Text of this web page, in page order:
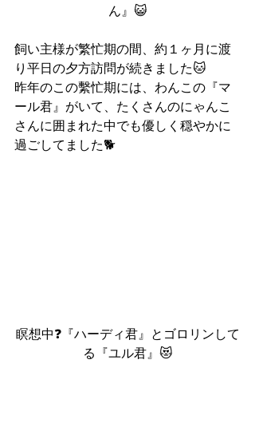
ん』😺
飼い主様が繁忙期の間、約１ヶ月に渡
り平日の夕方訪問が続きました🐱
昨年のこの繫忙期には、わんこの『マ
ール君』がいて、たくさんのにゃんこ
さんに囲まれた中でも優しく穏やかに
過ごしてました🐕
瞑想中❓『ハーディ君』とゴロリンして
る『ユル君』😻